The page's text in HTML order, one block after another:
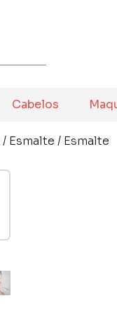
Cabelos
/ Esmalte / Esmalte